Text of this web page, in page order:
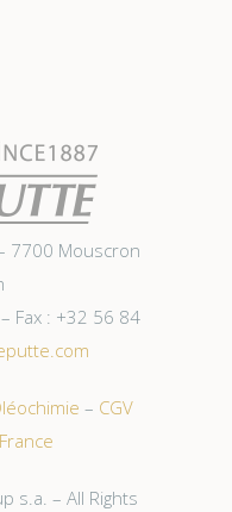
7700 Mouscron
Fax : +32 56 84
– CGV
s.a. – All Rights